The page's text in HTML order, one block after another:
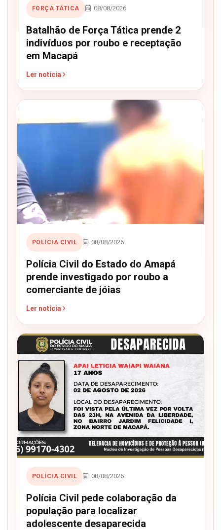
FORÇA TÁTICA 08/08/2026
Batalhão de Força Tática prende 2
indivíduos por roubo e receptação
em Macapá
Ler notícia
POLÍCIA CIVIL 08/08/2026
Polícia Civil do Estado do Amapá
prende investigado por roubo a
comerciante de jóias
Ler notícia
POLÍCIA CIVIL 08/08/2026
Polícia Civil pede colaboração da
população para localizar
adolescente desaparecida